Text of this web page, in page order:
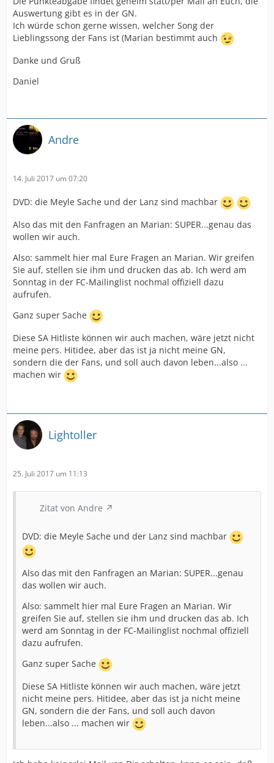
Auswertung gibt es in der GN.
Ich würde schon gerne wissen, welcher Song der
Lieblingssong der Fans ist (Marian bestimmt auch
Danke und Gruß
Daniel
Andre
14. Juli 2017 um 07:20
DVD: die Meyle Sache und der Lanz sind machbar
Also das mit den Fanfragen an Marian: SUPER...genau das
wollen wir auch.
Also: sammelt hier mal Eure Fragen an Marian. Wir greifen
Sie auf, stellen sie ihm und drucken das ab. Ich werd am
Sonntag in der FC-Mailinglist nochmal offiziell dazu
aufrufen.
Ganz super Sache
Diese SA Hitliste können wir auch machen, wäre jetzt nicht
meine pers. Hitidee, aber das ist ja nicht meine GN,
sondern die der Fans, und soll auch davon leben...also ...
machen wir
Lightoller
25. Juli 2017 um 11:13
Zitat von Andre
DVD: die Meyle Sache und der Lanz sind machbar
Also das mit den Fanfragen an Marian: SUPER...genau
das wollen wir auch.
Also: sammelt hier mal Eure Fragen an Marian. Wir
greifen Sie auf, stellen sie ihm und drucken das ab. Ich
werd am Sonntag in der FC-Mailinglist nochmal offiziell
dazu aufrufen.
Ganz super Sache
Diese SA Hitliste können wir auch machen, wäre jetzt
nicht meine pers. Hitidee, aber das ist ja nicht meine
GN, sondern die der Fans, und soll auch davon
leben...also ... machen wir